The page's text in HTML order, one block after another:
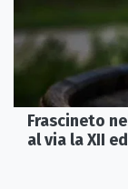
Frascineto
al via la XII